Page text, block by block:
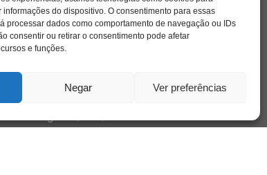
do dispositivo. O consentimento para essas
processar dados como comportamento de navegação ou IDs
consentir ou retirar o consentimento pode afetar
e funções.
Negar Ver preferências
loucura luto maternidade morte mulher
pandemia psicanálise
psicologia
saúde
sociedade